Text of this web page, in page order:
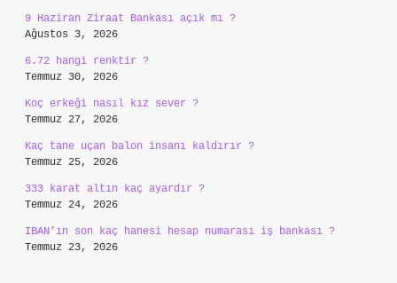
9 Haziran Ziraat Bankası açık mı ?
Ağustos 3, 2026
6.72 hangi renktir ?
Temmuz 30, 2026
Koç erkeği nasıl kız sever ?
Temmuz 27, 2026
Kaç tane uçan balon insanı kaldırır ?
Temmuz 25, 2026
333 karat altın kaç ayardır ?
Temmuz 24, 2026
IBAN’ın son kaç hanesi hesap numarası iş bankası ?
Temmuz 23, 2026